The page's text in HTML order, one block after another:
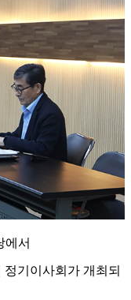
에서
정기이사회가 개최되